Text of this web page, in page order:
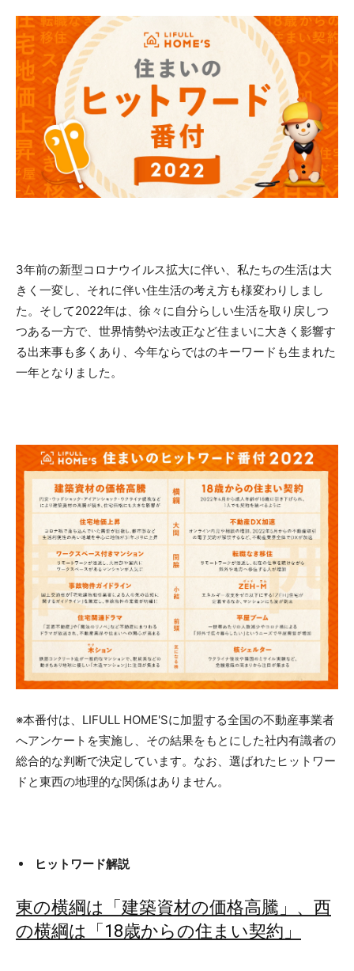
3年前の新型コロナウイルス拡大に伴い、私たちの生活は大
きく一変し、それに伴い住生活の考え方も様変わりしまし
た。そして2022年は、徐々に自分らしい生活を取り戻しつ
つある一方で、世界情勢や法改正など住まいに大きく影響す
る出来事も多くあり、今年ならではのキーワードも生まれた
一年となりました。
※本番付は、LIFULL HOME'Sに加盟する全国の不動産事業者
へアンケートを実施し、その結果をもとにした社内有識者の
総合的な判断で決定しています。なお、選ばれたヒットワー
ドと東西の地理的な関係はありません。
ヒットワード解説
東の横綱は「建築資材の価格高騰」、西
の横綱は「18歳からの住まい契約」